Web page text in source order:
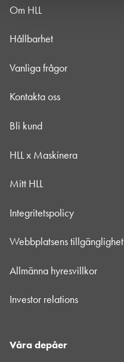
Om HLL
Hållbarhet
Vanliga frågor
Kontakta oss
Bli kund
HLL x Maskinera
Mitt HLL
Integritetspolicy
Webbplatsens tillgänglighet
Allmänna hyresvillkor
Investor relations
Våra depåer